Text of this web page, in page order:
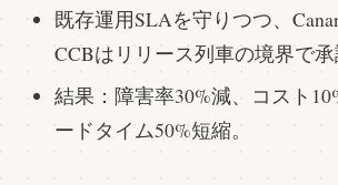
既存運用SLAを守りつつ、
CCBはリリース列車の境界で承
結果：障害率30%減、コスト
ードタイム50%短縮。